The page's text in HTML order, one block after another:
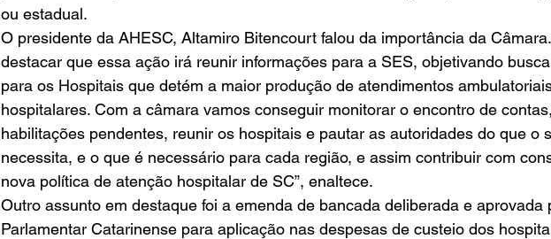
ou estadual.
O presidente da AHESC, Altamiro Bitencourt falou da importância da
destacar que essa ação irá reunir informações para a SES, objetivando
para os Hospitais que detém a maior produção de atendimentos
hospitalares. Com a câmara vamos conseguir monitorar o encontro de
habilitações pendentes, reunir os hospitais e pautar as autoridades do que o
necessita, e o que é necessário para cada região, e assim contribuir com
nova política de atenção hospitalar de SC”, enaltece.
Outro assunto em destaque foi a emenda de bancada deliberada e aprovada
Parlamentar Catarinense para aplicação nas despesas de custeio dos